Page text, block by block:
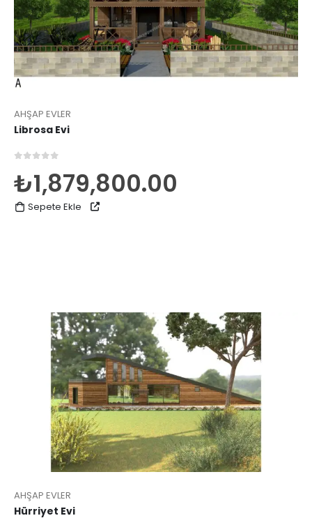
AHŞAP EVLER
Librosa Evi
₺1,879,800.00
Sepete Ekle
AHŞAP EVLER
Hürriyet Evi